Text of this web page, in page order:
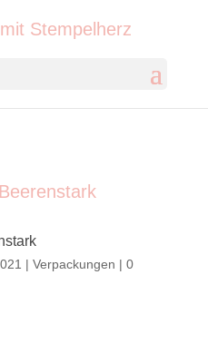
| Verpackungen | 0